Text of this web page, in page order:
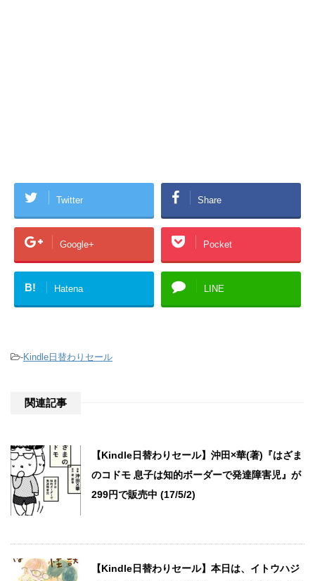
Twitter Share
Google+ Pocket
B! Hatena LINE
-Kindle日替わりセール
関連記事
【Kindle日替わりセール】沖田×華(著)『はざま
のコドモ 息子は知的ボーダーで発達障害児』が
299円で販売中 (17/5/2)
【Kindle日替わりセール】本日は、イトウハジ